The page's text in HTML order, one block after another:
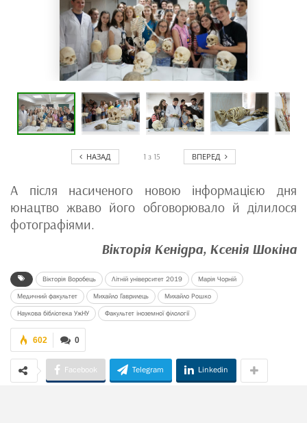
НАЗАД 1 з 15 ВПЕРЕД
А після насиченого новою інформацією дня
юнацтво жваво його обговорювало й ділилося
фотографіями.
Вікторія Кенідра, Ксенія Шокіна
Вікторія Воробець Літній університет 2019 Марія Чорній
Медичний факультет Михайло Гаврилець Михайло Рошко
Наукова бібліотека УжНУ Факультет іноземної філології
0
602
Facebook Telegram Linkedin